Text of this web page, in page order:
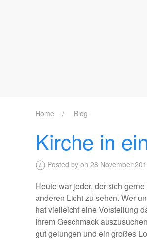
Home Blog
Kirche in
Posted by on 28 November
Heute war jeder, der sich
anderen Licht zu sehen. Wer
hat vielleicht eine Vorstellung
ihrem Geschmack
gut gelungen und ein großes